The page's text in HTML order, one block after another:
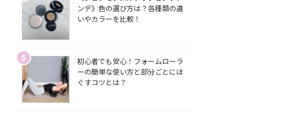
ンデ》色の選び方は？各種類の違
いやカラーを比較！
5
初心者でも安心！フォームローラ
ーの簡単な使い方と部分ごとにほ
ぐすコツとは？